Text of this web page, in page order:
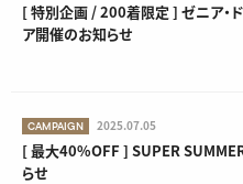
[ 特別企画 / 200着限定 ] ゼニア・
ア開催のお知らせ
CAMPAIGN 2025.07.05
[ 最大40%OFF ] SUPER
らせ